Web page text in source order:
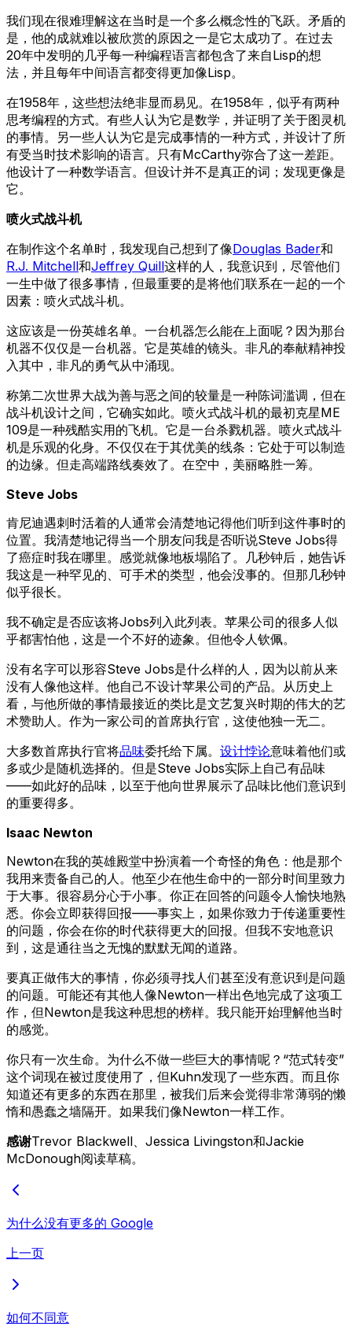
我们现在很难理解这在当时是一个多么概念性的飞跃。矛盾的
是，他的成就难以被欣赏的原因之一是它太成功了。在过去
20年中发明的几乎每一种编程语言都包含了来自Lisp的想
法，并且每年中间语言都变得更加像Lisp。
在1958年，这些想法绝非显而易见。在1958年，似乎有两种
思考编程的方式。有些人认为它是数学，并证明了关于图灵机
的事情。另一些人认为它是完成事情的一种方式，并设计了所
有受当时技术影响的语言。只有McCarthy弥合了这一差距。
他设计了一种数学语言。但设计并不是真正的词；发现更像是
它。
喷火式战斗机
在制作这个名单时，我发现自己想到了像Douglas Bader和
R.J. Mitchell和Jeffrey Quill这样的人，我意识到，尽管他们
一生中做了很多事情，但最重要的是将他们联系在一起的一个
因素：喷火式战斗机。
这应该是一份英雄名单。一台机器怎么能在上面呢？因为那台
机器不仅仅是一台机器。它是英雄的镜头。非凡的奉献精神投
入其中，非凡的勇气从中涌现。
称第二次世界大战为善与恶之间的较量是一种陈词滥调，但在
战斗机设计之间，它确实如此。喷火式战斗机的最初克星ME
109是一种残酷实用的飞机。它是一台杀戮机器。喷火式战斗
机是乐观的化身。不仅仅在于其优美的线条：它处于可以制造
的边缘。但走高端路线奏效了。在空中，美丽略胜一筹。
Steve Jobs
肯尼迪遇刺时活着的人通常会清楚地记得他们听到这件事时的
位置。我清楚地记得当一个朋友问我是否听说Steve Jobs得
了癌症时我在哪里。感觉就像地板塌陷了。几秒钟后，她告诉
我这是一种罕见的、可手术的类型，他会没事的。但那几秒钟
似乎很长。
我不确定是否应该将Jobs列入此列表。苹果公司的很多人似
乎都害怕他，这是一个不好的迹象。但他令人钦佩。
没有名字可以形容Steve Jobs是什么样的人，因为以前从来
没有人像他这样。他自己不设计苹果公司的产品。从历史上
看，与他所做的事情最接近的类比是文艺复兴时期的伟大的艺
术赞助人。作为一家公司的首席执行官，这使他独一无二。
大多数首席执行官将品味委托给下属。 设计悖论意味着他们或
多或少是随机选择的。但是Steve Jobs实际上自己有品味
——如此好的品味，以至于他向世界展示了品味比他们意识到
的重要得多。
Isaac Newton
Newton在我的英雄殿堂中扮演着一个奇怪的角色：他是那个
我用来责备自己的人。他至少在他生命中的一部分时间里致力
于大事。很容易分心于小事。你正在回答的问题令人愉快地熟
悉。你会立即获得回报——事实上，如果你致力于传递重要性
的问题，你会在你的时代获得更大的回报。但我不安地意识
到，这是通往当之无愧的默默无闻的道路。
要真正做伟大的事情，你必须寻找人们甚至没有意识到是问题
的问题。可能还有其他人像Newton一样出色地完成了这项工
作，但Newton是我这种思想的榜样。我只能开始理解他当时
的感觉。
你只有一次生命。为什么不做一些巨大的事情呢？“范式转变”
这个词现在被过度使用了，但Kuhn发现了一些东西。而且你
知道还有更多的东西在那里，被我们后来会觉得非常薄弱的懒
惰和愚蠢之墙隔开。如果我们像Newton一样工作。
感谢Trevor Blackwell、Jessica Livingston和Jackie
McDonough阅读草稿。
为什么没有更多的 Google
上一页
如何不同意